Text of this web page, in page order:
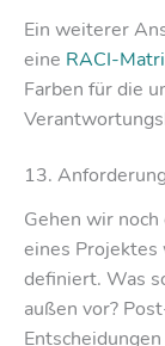
Ein weiterer
eine RACI-
Farben für die
13.
Gehen wir
eines
definiert. Was
außen vor?